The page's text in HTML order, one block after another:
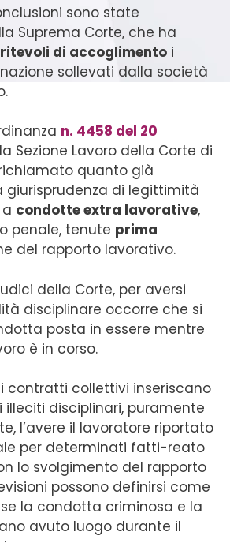
sono state
Suprema Corte, che ha
di accoglimento i
sollevati dalla società
n. 4458 del 20
la Sezione Lavoro della Corte di
quanto già
di legittimità
condotte extra lavorative,
penale, tenute prima
del rapporto lavorativo.
della Corte, per aversi
disciplinare occorre che si
posta in essere mentre
è in corso.
contratti collettivi inseriscano
illeciti disciplinari, puramente
l’avere il lavoratore riportato
per determinati fatti-reato
lo svolgimento del rapporto
possono definirsi come
la condotta criminosa e la
avuto luogo durante il